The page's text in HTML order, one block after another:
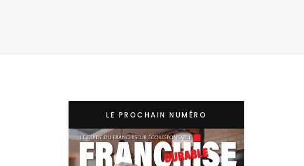
LE PROCHAIN NUMÉRO